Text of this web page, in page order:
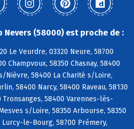
(58000) est proche de :
Le Veurdre, 03320 Neure, 58700
Champvoux, 58350 Chasnay, 58400
Nièvre, 58400 La Charité s/Loire,
58400 Narcy, 58400 Raveau, 58130
58400 Varennes-lès-
s/Loire, 58350 Arbourse, 58350
le-Bourg, 58700 Prémery,